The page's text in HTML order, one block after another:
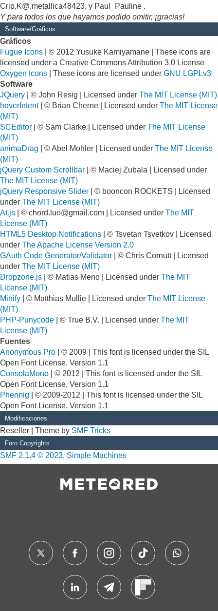
Crip,K@,metallica48423, y Paul_Pauline .
Y para todos los que hayamos podido omitir, ¡gracias!
Software/Gráficos
Gráficos
Fugue Icons | © 2012 Yusuke Kamiyamane | These icons are
licensed under a Creative Commons Attribution 3.0 License
Oxygen Icons | These icons are licensed under GNU LGPLv3
Software
JQuery | © John Resig | Licensed under The MIT License (MIT)
hoverIntent| © Brian Cherne | Licensed under The MIT License
(MIT)
SCEditor | © Sam Clarke | Licensed under The MIT License
(MIT)
animaDrag | © Abel Mohler | Licensed under The MIT License
(MIT)
jQuery Custom Scrollbar | © Maciej Zubala | Licensed under
The MIT License (MIT)
jQuery Responsive Slider | © booncon ROCKETS | Licensed
under The MIT License (MIT)
At.js | © chord.luo@gmail.com | Licensed under The MIT
License (MIT)
HTML5 Desktop Notifications | © Tsvetan Tsvetkov | Licensed
under The Apache License Version 2.0
GAuth Code Generator/Validator | © Chris Cornutt | Licensed
under The MIT License (MIT)
Dropzone.js | © Matias Meno | Licensed under The MIT
License (MIT)
Minify | © Matthias Mullie | Licensed under The MIT License
(MIT)
PHP-Punycode | © True B.V. | Licensed under The MIT
License (MIT)
Fuentes
Anonymous Pro | © 2009 | This font is licensed under the SIL
Open Font License, Version 1.1
ConsolaMono | © 2012 | This font is licensed under the SIL
Open Font License, Version 1.1
Phennig | © 2009-2012 | This font is licensed under the SIL
Open Font License, Version 1.1
Modificaciones
Reseller | Theme by SMF Tricks
Foro Copyrights
SMF 2.1.4 © 2023, Simple Machines